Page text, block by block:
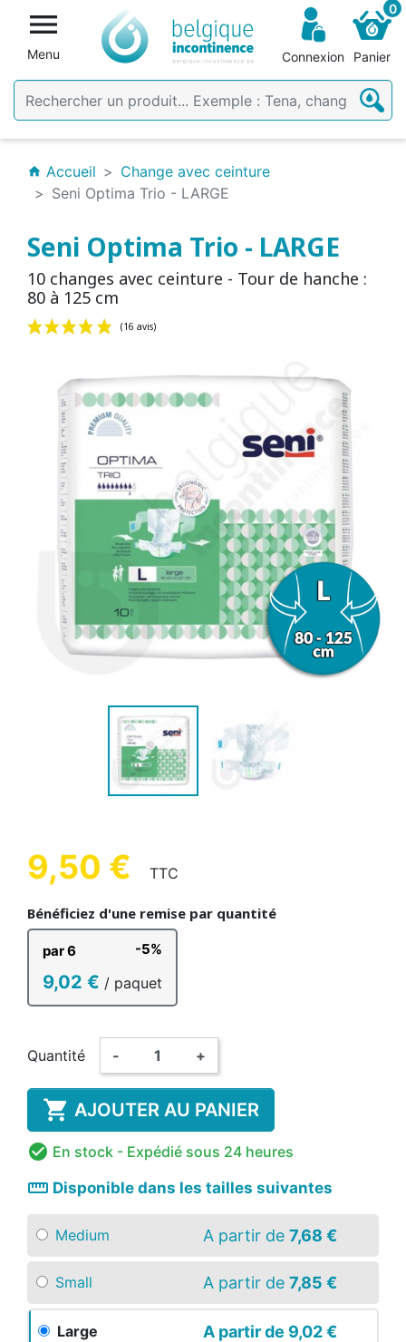

Menu Connexion
0
Panier
home Accueil
Change avec ceinture
Seni Optima Trio - LARGE
Seni Optima Trio - LARGE
10 changes avec ceinture - Tour de hanche :
80 à 125 cm
(16 avis)
9,50 € TTC
Bénéficiez d'une remise par quantité
par 6 -5%
9,02 € / paquet
Quantité - +
 AJOUTER AU PANIER
 En stock - Expédié sous 24 heures
straighten Disponible dans les tailles suivantes
Medium A partir de 7,68 €
Small A partir de 7,85 €
Large A partir de 9,02 €